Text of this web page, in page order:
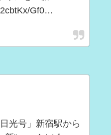
Gf0…
光号」新宿駅から